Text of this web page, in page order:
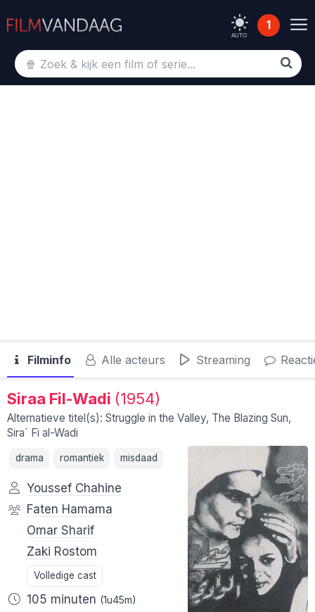
AUTO
1
Filminfo Alle acteurs Streaming
Siraa Fil-Wadi (1954)
Alternatieve titel(s): Struggle in the Valley, The Blazing Sun,
Sira` Fi al-Wadi
drama romantiek misdaad
Youssef Chahine
Faten Hamama
Omar Sharif
Zaki Rostom
Volledige cast
105 minuten (1u45m)